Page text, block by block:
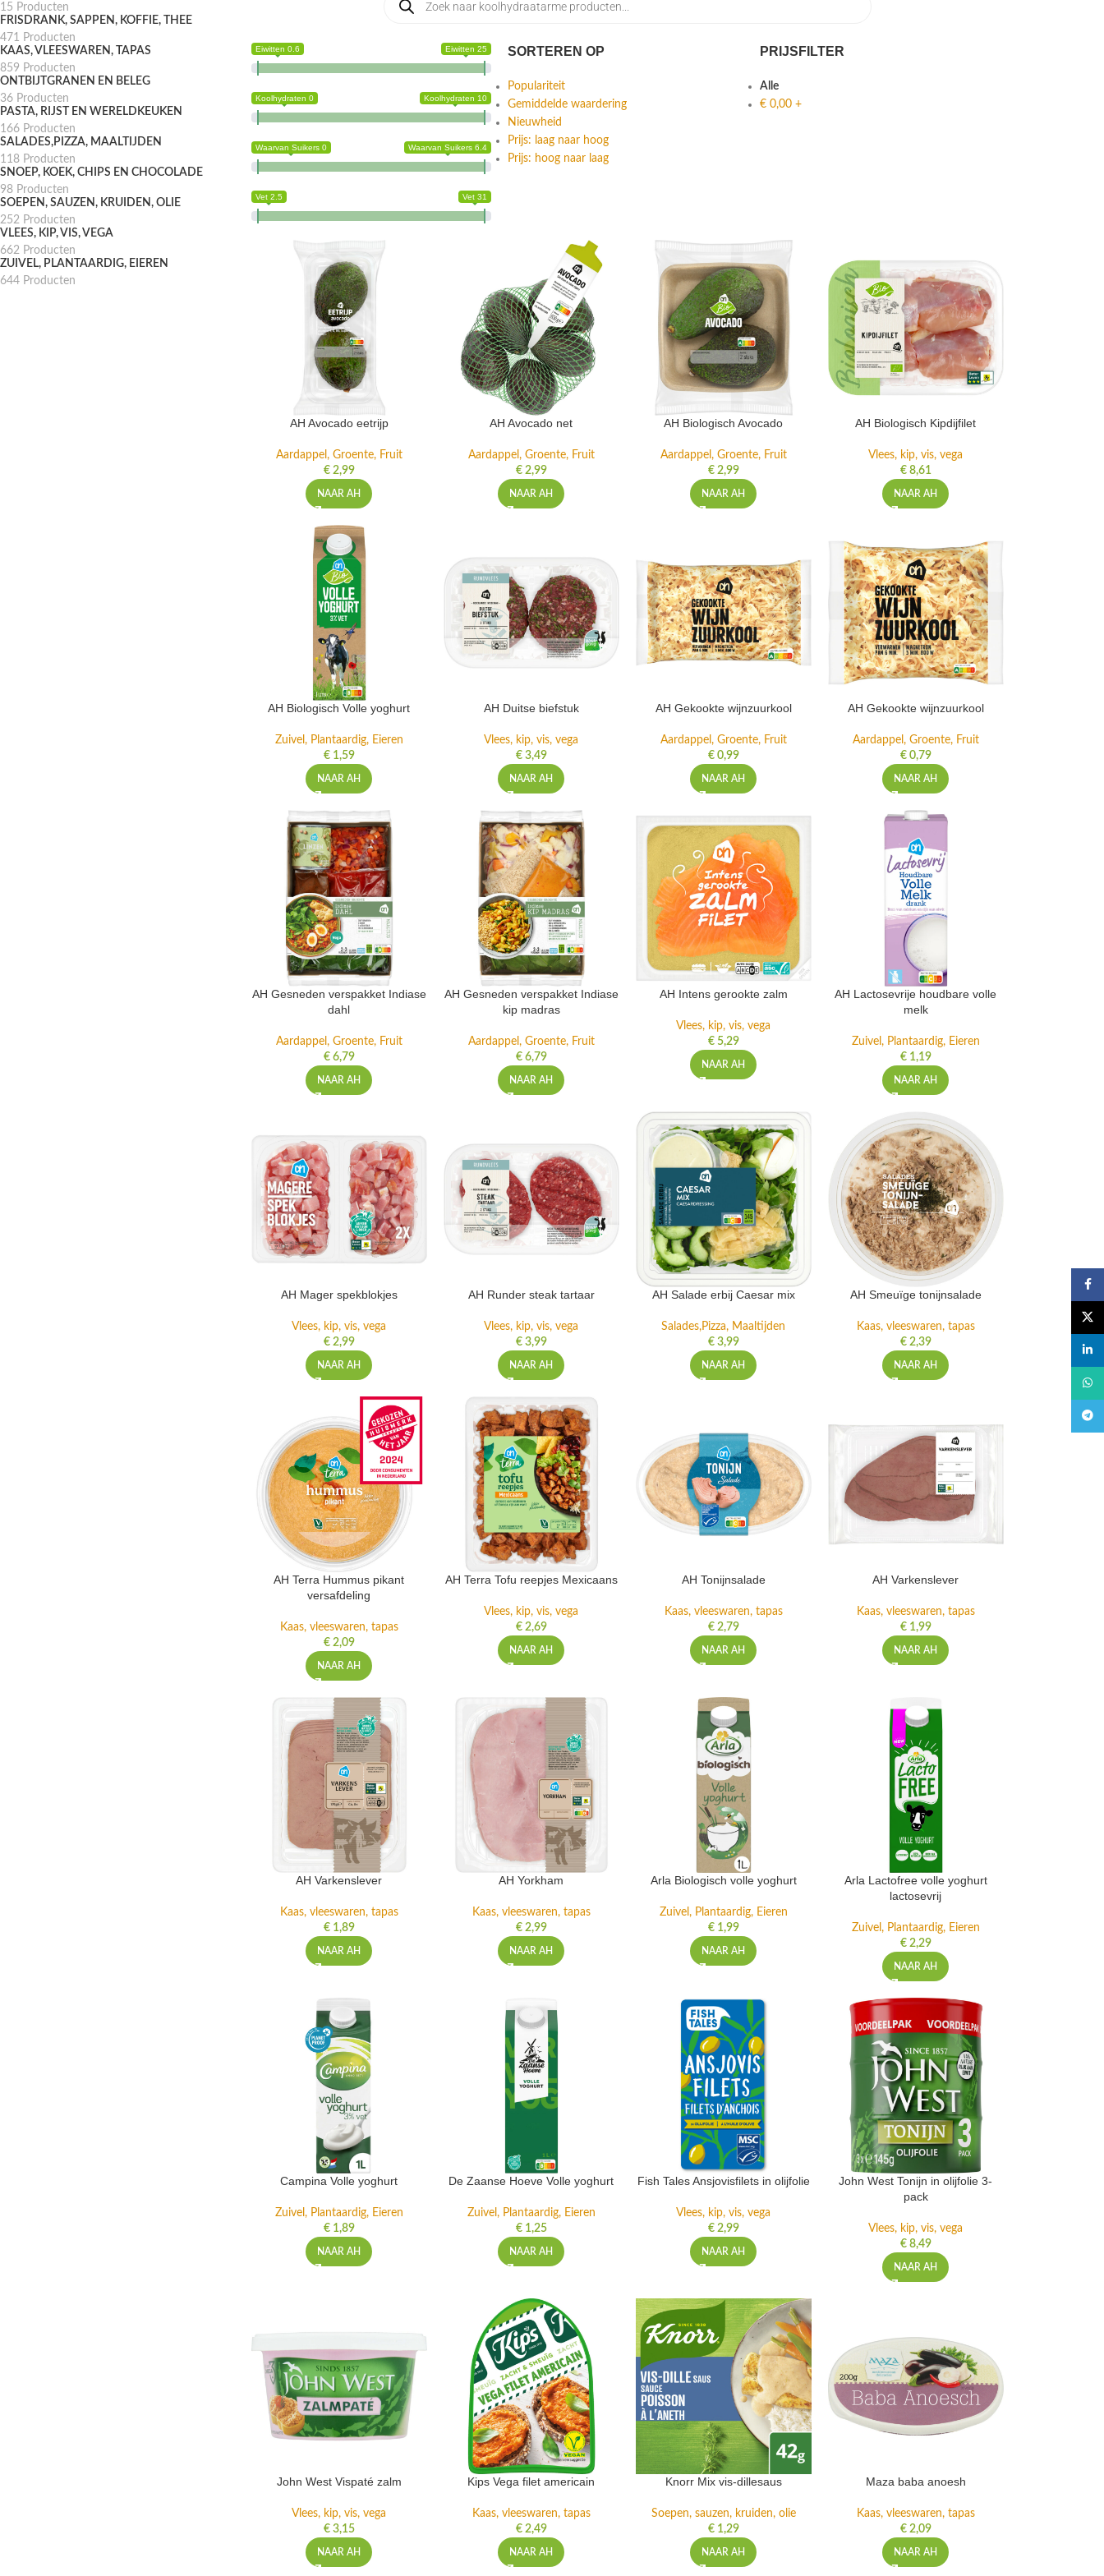
15 Producten
FRISDRANK, SAPPEN, KOFFIE, THEE
471 Producten
KAAS, VLEESWAREN, TAPAS
859 Producten
ONTBIJTGRANEN EN BELEG
36 Producten
PASTA, RIJST EN WERELDKEUKEN
166 Producten
SALADES,PIZZA, MAALTIJDEN
118 Producten
SNOEP, KOEK, CHIPS EN CHOCOLADE
98 Producten
SOEPEN, SAUZEN, KRUIDEN, OLIE
252 Producten
VLEES, KIP, VIS, VEGA
662 Producten
ZUIVEL, PLANTAARDIG, EIEREN
644 Producten
Eiwitten 0.6 Eiwitten 25
Koolhydraten 0 Koolhydraten 10
Waarvan Suikers 0 Waarvan Suikers 6.4
Vet 2.5 Vet 31
SORTEREN OP
Populariteit
Gemiddelde waardering
Nieuwheid
Prijs: laag naar hoog
Prijs: hoog naar laag
PRIJSFILTER
Alle
€0,00+
AH Avocado eetrijp
Aardappel, Groente, Fruit
€2,99
NAAR AH
AH Avocado net
Aardappel, Groente, Fruit
€2,99
NAAR AH
AH Biologisch Avocado
Aardappel, Groente, Fruit
€2,99
NAAR AH
AH Biologisch Kipdijfilet
Vlees, kip, vis, vega
€8,61
NAAR AH
AH Biologisch Volle yoghurt
Zuivel, Plantaardig, Eieren
€1,59
NAAR AH
AH Duitse biefstuk
Vlees, kip, vis, vega
€3,49
NAAR AH
AH Gekookte wijnzuurkool
Aardappel, Groente, Fruit
€0,99
NAAR AH
AH Gekookte wijnzuurkool
Aardappel, Groente, Fruit
€0,79
NAAR AH
AH Gesneden verspakket Indiase
dahl
Aardappel, Groente, Fruit
€6,79
NAAR AH
AH Gesneden verspakket Indiase
kip madras
Aardappel, Groente, Fruit
€6,79
NAAR AH
AH Intens gerookte zalm
Vlees, kip, vis, vega
€5,29
NAAR AH
AH Lactosevrije houdbare volle
melk
Zuivel, Plantaardig, Eieren
€1,19
NAAR AH
AH Mager spekblokjes
Vlees, kip, vis, vega
€2,99
NAAR AH
AH Runder steak tartaar
Vlees, kip, vis, vega
€3,99
NAAR AH
AH Salade erbij Caesar mix
Salades,Pizza, Maaltijden
€3,99
NAAR AH
AH Smeuïge tonijnsalade
Kaas, vleeswaren, tapas
€2,39
NAAR AH
AH Terra Hummus pikant
versafdeling
Kaas, vleeswaren, tapas
€2,09
NAAR AH
AH Terra Tofu reepjes Mexicaans
Vlees, kip, vis, vega
€2,69
NAAR AH
AH Tonijnsalade
Kaas, vleeswaren, tapas
€2,79
NAAR AH
AH Varkenslever
Kaas, vleeswaren, tapas
€1,99
NAAR AH
AH Varkenslever
Kaas, vleeswaren, tapas
€1,89
NAAR AH
AH Yorkham
Kaas, vleeswaren, tapas
€2,99
NAAR AH
Arla Biologisch volle yoghurt
Zuivel, Plantaardig, Eieren
€1,99
NAAR AH
Arla Lactofree volle yoghurt
lactosevrij
Zuivel, Plantaardig, Eieren
€2,29
NAAR AH
Campina Volle yoghurt
Zuivel, Plantaardig, Eieren
€1,89
NAAR AH
De Zaanse Hoeve Volle yoghurt
Zuivel, Plantaardig, Eieren
€1,25
NAAR AH
Fish Tales Ansjovisfilets in olijfolie
Vlees, kip, vis, vega
€2,99
NAAR AH
John West Tonijn in olijfolie 3-
pack
Vlees, kip, vis, vega
€8,49
NAAR AH
John West Vispaté zalm
Vlees, kip, vis, vega
€3,15
NAAR AH
Kips Vega filet americain
Kaas, vleeswaren, tapas
€2,49
NAAR AH
Knorr Mix vis-dillesaus
Soepen, sauzen, kruiden, olie
€1,29
NAAR AH
Maza baba anoesh
Kaas, vleeswaren, tapas
€2,09
NAAR AH